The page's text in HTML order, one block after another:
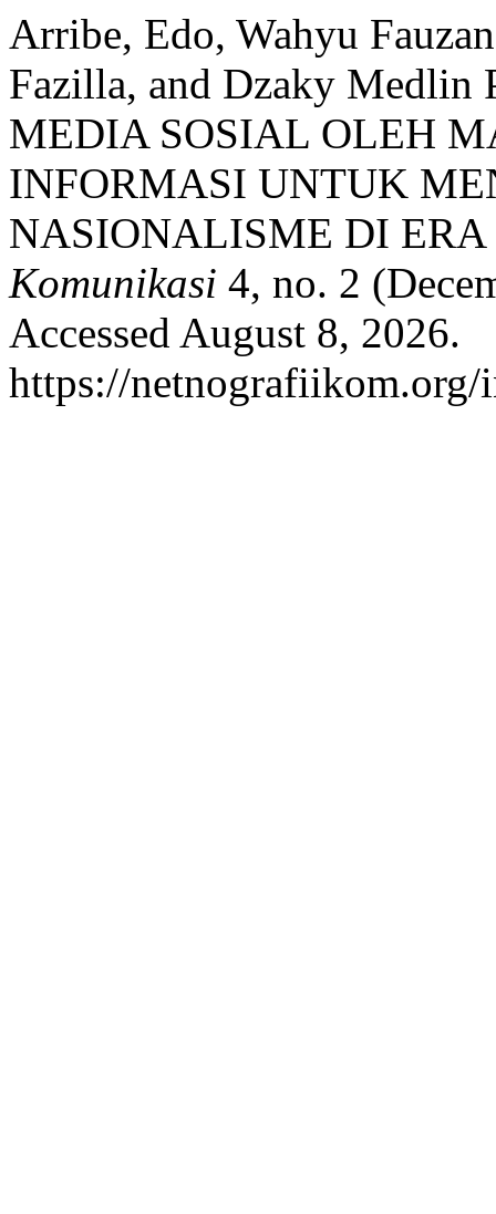
Arribe, Edo, Wahyu
Fazilla, and Dzaky Medlin
MEDIA SOSIAL OLEH
INFORMASI UNTUK
NASIONALISME DI
Komunikasi 4, no. 2
Accessed August 8, 2026.
https://